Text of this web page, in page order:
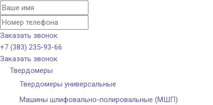
Заказать звонок
+7 (383) 235-93-66
Заказать звонок
Твердомеры
Твердомеры универсальные
Машины шлифовально-полировальные (МШП)